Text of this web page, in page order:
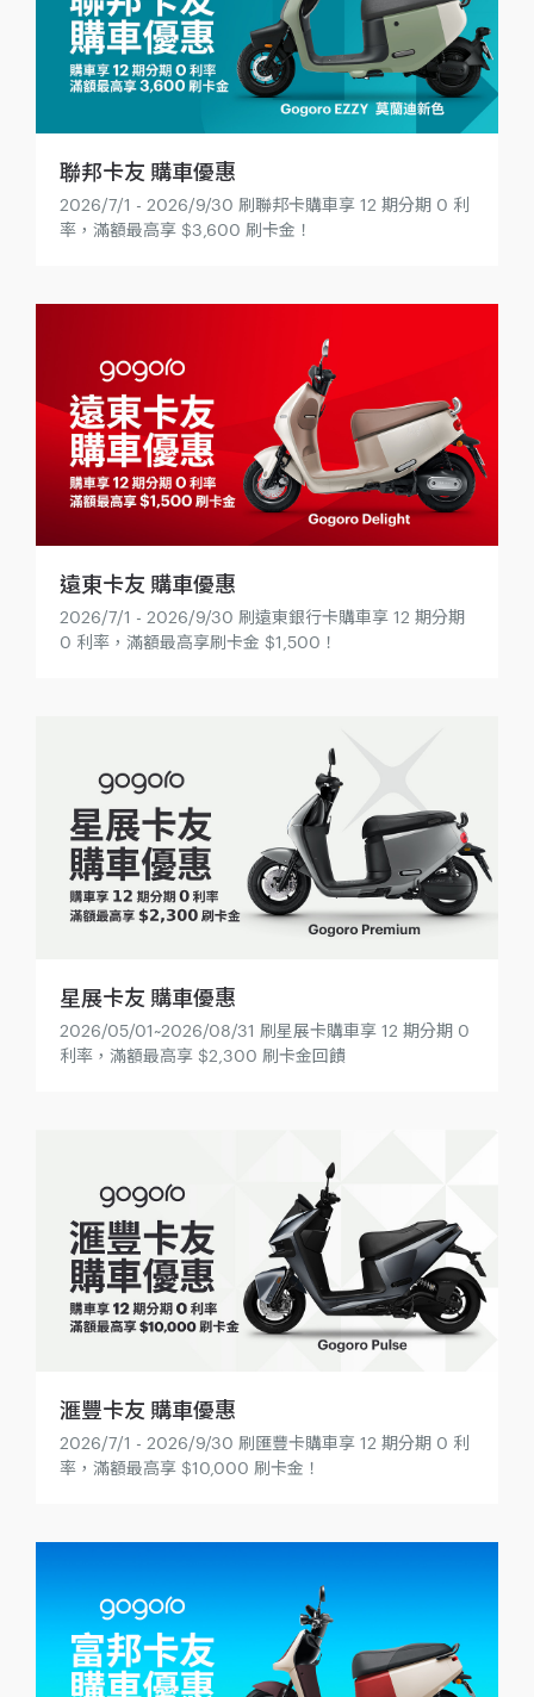
聯邦卡友 購車優惠
2026/7/1 - 2026/9/30 刷聯邦卡購車享 12 期分期 0 利
率，滿額最高享 $3,600 刷卡金！
遠東卡友 購車優惠
2026/7/1 - 2026/9/30 刷遠東銀行卡購車享 12 期分期
0 利率，滿額最高享刷卡金 $1,500！
星展卡友 購車優惠
2026/05/01~2026/08/31 刷星展卡購車享 12 期分期 0
利率，滿額最高享 $2,300 刷卡金回饋
滙豐卡友 購車優惠
2026/7/1 - 2026/9/30 刷匯豐卡購車享 12 期分期 0 利
率，滿額最高享 $10,000 刷卡金！